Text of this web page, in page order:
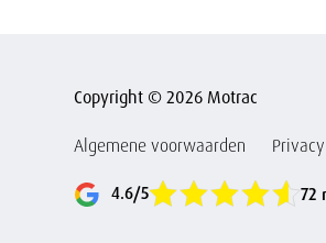
Copyright © 2026 Motrac
Algemene voorwaarden
4.6/5 72